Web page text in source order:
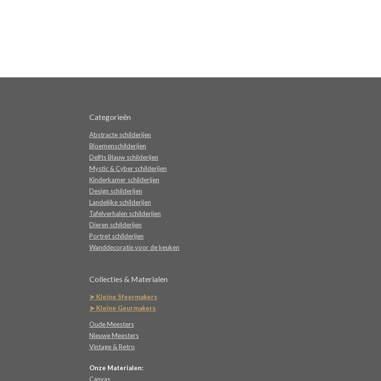
Categorieën
Abstracte schilderijen
Bloemenschilderijen
Delfts Blauw schilderijen
Mystic & Cyber schilderijen
Kinderkamer schilderijen
Design schilderijen
Landelijke schilderijen
Tafelverhalen schilderijen
Dieren schilderijen
Portret schilderijen
Wanddecoratie voor de keuken
Collecties & Materialen
➤ Kleine Sfeermakers
➤ Kleine Geurmakers
Oude Meesters
Nieuwe Meesters
Vintage & Retro
Onze Materialen:
Canvas